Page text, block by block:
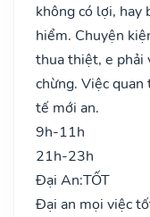
không có lợi, hay
hiểm. Chuyện
thua thiệt, e phải
chừng. Việc
tế mới an.
9h-11h
21h-23h
Đại An:TỐT
Đại an mọi việc